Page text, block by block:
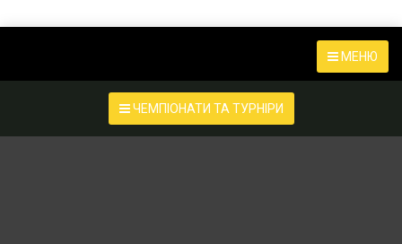
МЕНЮ
ЧЕМПІОНАТИ ТА ТУРНІРИ